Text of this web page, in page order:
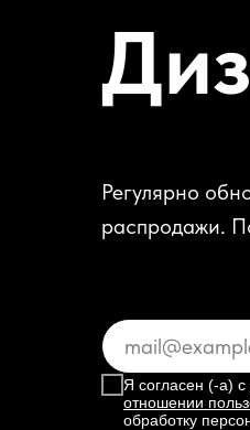
Регулярно
распродажи.
Я согласен (-а) с
отношении
обработку